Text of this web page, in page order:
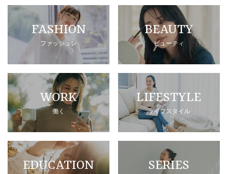
FASHION
ファッション
BEAUTY
ビューティ
WORK
働く
LIFESTYLE
ライフスタイル
EDUCATION SERIES